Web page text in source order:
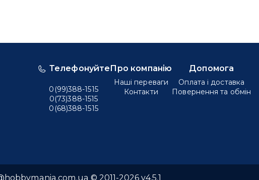
Телефонуйте
0(99)388-1515
0(73)388-1515
0(68)388-1515
Про компанію
Наші переваги
Контакти
Допомога
Оплата і доставка
Повернення та обмін
© 2011-2026 v4.5.1